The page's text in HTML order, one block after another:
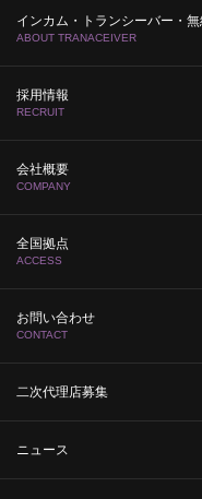
インカム・トランシーバー・
ABOUT TRANACEIVER
採用情報
RECRUIT
会社概要
COMPANY
全国拠点
ACCESS
お問い合わせ
CONTACT
二次代理店募集
ニュース